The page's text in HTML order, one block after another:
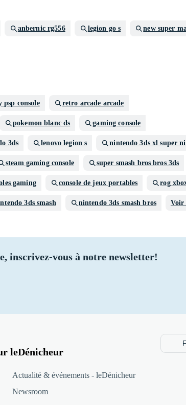
anbernic rg556 legion go s new super
psp console retro arcade arcade
pokemon blanc ds gaming console
3ds lenovo legion s nintendo 3ds xl super
steam gaming console super smash bros bros 3ds
gaming console de jeux portables rog
3ds smash nintendo 3ds smash bros Voir
inscrivez-vous à notre newsletter!
leDénicheur
Actualité & événements - leDénicheur
Newsroom